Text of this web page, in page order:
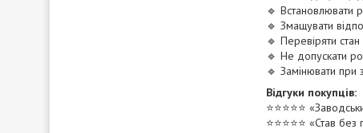
🔹 Встановлювати
🔹 Змащувати
🔹 Перевіряти
🔹 Не допускати
🔹 Замінювати при
Відгуки покупців:
⭐️⭐️⭐️⭐️⭐️
⭐️⭐️⭐️⭐️⭐️ «Став